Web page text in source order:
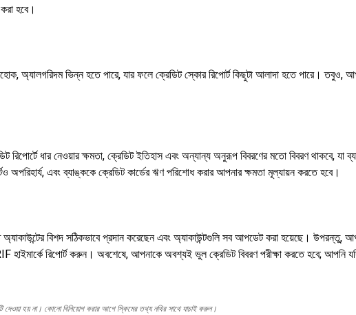
হবে।
অ্যালগরিদম ভিন্ন হতে পারে, যার ফলে ক্রেডিট স্কোর রিপোর্ট কিছুটা আলাদা হতে পারে। তবুও,
ধার নেওয়ার ক্ষমতা, ক্রেডিট ইতিহাস এবং অন্যান্য অনুরূপ বিবরণের মতো বিবরণ থাকবে, যা
এবং ব্যাঙ্ককে ক্রেডিট কার্ডের ঋণ পরিশোধ করার আপনার ক্ষমতা মূল্যায়ন করতে হবে।
বিশদ সঠিকভাবে প্রদান করেছেন এবং অ্যাকাউন্টগুলি সব আপডেট করা হয়েছে। উপরন্তু,
রিপোর্ট করুন। অবশেষে, আপনাকে অবশ্যই ভুল ক্রেডিট বিবরণ পরীক্ষা করতে হবে; আপনি
দেওয়া হয় না। কোনো বিনিয়োগ করার আগে স্কিমের তথ্য নথির সাথে যাচাই করুন।